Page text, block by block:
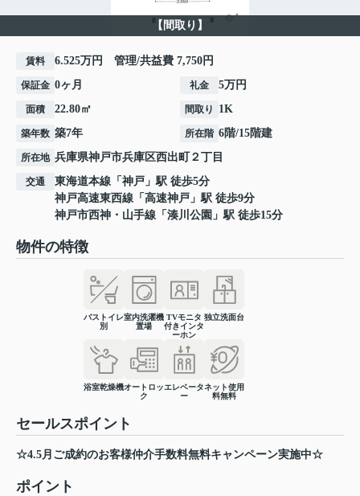
【間取り】
賃料 6.525万円 管理/共益費 7,750円
保証金 0ヶ月 礼金 5万円
面積 22.80㎡ 間取り 1K
築年数 築7年 所在階 6階/15階建
所在地 兵庫県神戸市兵庫区西出町 ２丁目
交通 東海道本線 「 神戸 」駅 徒歩5分
神戸高速東西線 「 高速神戸 」駅 徒歩9分
神戸市西神・山手線 「 湊川公園 」駅 徒歩15分
物件の特徴
バストイレ
別
室内洗濯機
置場
TVモニタ
付きインタ
ーホン
独立洗面台
浴室乾燥機オートロッ
ク
エレベータ
ー
ネット使用
料無料
セールスポイント
☆4.5月ご成約のお客様仲介手数料無料キャンペーン実施中☆
ポイント